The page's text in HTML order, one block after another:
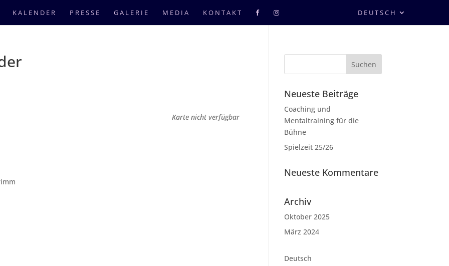
KALENDER PRESSE GALERIE MEDIA KONTAKT DEUTSCH
Karte nicht verfügbar
Neueste Beiträge
Coaching und
Mentaltraining für die
Bühne
Spielzeit 25/26
Neueste Kommentare
Archiv
Oktober 2025
März 2024
Deutsch